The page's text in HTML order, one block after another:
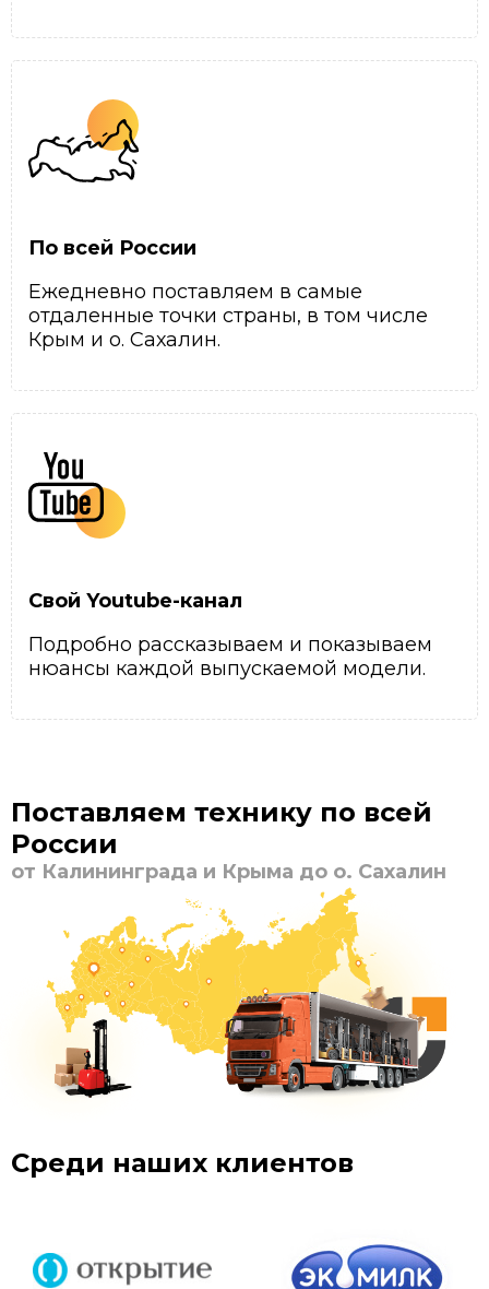
По всей России
Ежедневно поставляем в самые
отдаленные точки страны, в том числе
Крым и о. Сахалин.
Свой Youtube-канал
Подробно рассказываем и показываем
нюансы каждой выпускаемой модели.
Поставляем технику по всей
России
от Калининграда и Крыма до о. Сахалин
Среди наших клиентов